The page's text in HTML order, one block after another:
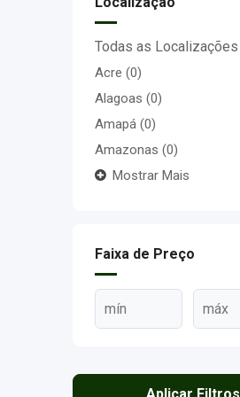
Todas as Localizações
Acre (0)
Alagoas (0)
Amapá (0)
Amazonas (0)
Mostrar Mais
Faixa de Preço